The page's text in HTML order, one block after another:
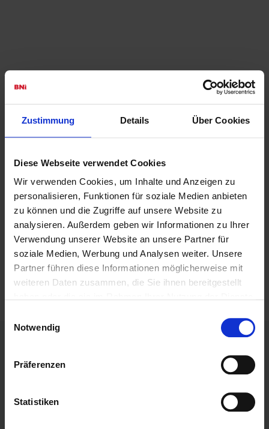
Zustimmung Details Über Cookies
Diese Webseite verwendet Cookies
Wir verwenden Cookies, um Inhalte und Anzeigen zu
personalisieren, Funktionen für soziale Medien anbieten
zu können und die Zugriffe auf unsere Website zu
analysieren. Außerdem geben wir Informationen zu Ihrer
Verwendung unserer Website an unsere Partner für
soziale Medien, Werbung und Analysen weiter. Unsere
Partner führen diese Informationen möglicherweise mit
weiteren Daten zusammen, die Sie ihnen bereitgestellt
Notwendig
Präferenzen
Statistiken
Interessiert, ein Chapter in Ihrer
Umgebung zu finden?
Der beste Weg, mehr über BNI und die Arbeitsweise zu
Lernen Sie die Unternehmer eines Chapters persönlich
kennen und heben Sie Ihre Netzwerkaktivitäten auf die
Erfahren Sie mehr über die Vorteile, die Sie durch eine
Mitgliedschaft in einem Chapter in Ihrer Region
können.
Aktuelle Buchempfehlung: Zach Davis & Leon Sandvoss
Wachstumsstrategien mit Hebelwirkung(Als Amazon-Partner
Links
Erweiterte Teamsuche